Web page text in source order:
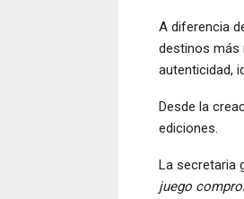
A diferencia
destinos más
autenticidad,
Desde la
ediciones.
La secretaria
juego